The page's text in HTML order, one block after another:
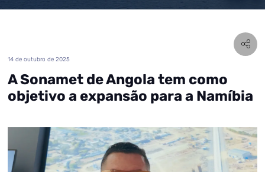
14 de outubro de 2025
A Sonamet de Angola tem como
objetivo a expansão para a Namíbia